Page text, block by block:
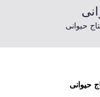
حيوانى
حيوانى